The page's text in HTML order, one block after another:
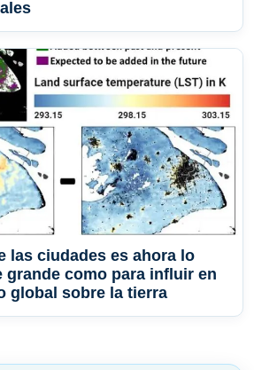
las ciudades es ahora lo
grande como para influir en
global sobre la tierra